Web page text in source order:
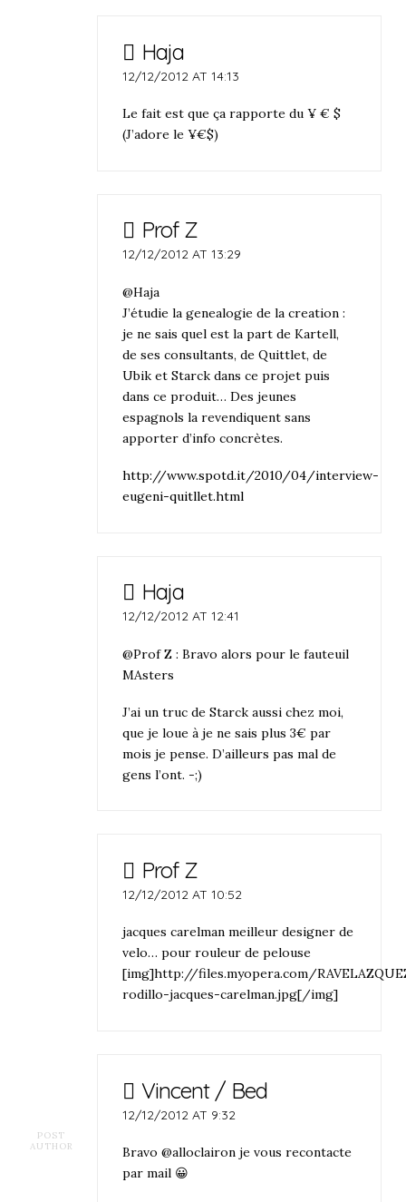
Haja
12/12/2012 AT 14:13
Le fait est que ça rapporte du ¥ € $
(J’adore le ¥€$)
Prof Z
12/12/2012 AT 13:29
@Haja
J’étudie la genealogie de la creation :
je ne sais quel est la part de Kartell,
de ses consultants, de Quittlet, de
Ubik et Starck dans ce projet puis
dans ce produit… Des jeunes
espagnols la revendiquent sans
apporter d’info concrètes.
http://www.spotd.it/2010/04/interview-
eugeni-quitllet.html
Haja
12/12/2012 AT 12:41
@Prof Z : Bravo alors pour le fauteuil
MAsters
J’ai un truc de Starck aussi chez moi,
que je loue à je ne sais plus 3€ par
mois je pense. D’ailleurs pas mal de
gens l’ont. -;)
Prof Z
12/12/2012 AT 10:52
jacques carelman meilleur designer de
velo… pour rouleur de pelouse
[img]http://files.myopera.com/
rodillo-jacques-carelman.jpg[/img]
POST
AUTHOR
Vincent / Bed
12/12/2012 AT 9:32
Bravo @alloclairon je vous recontacte
par mail 😀